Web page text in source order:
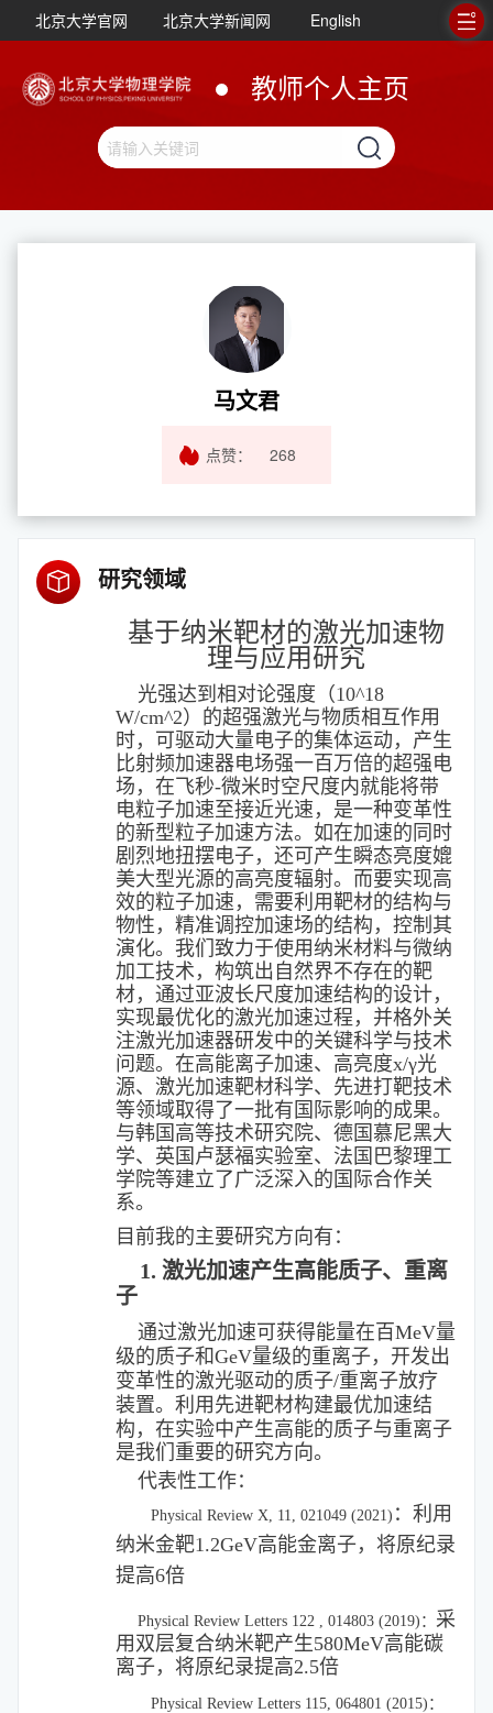
北京大学官网 北京大学新闻网 English
教师个人主页
马文君
点赞： 268
研究领域
基于纳米靶材的激光加速物
理与应用研究
光强达到相对论强度（10^18
W/cm^2）的超强激光与物质相互作用
时，可驱动大量电子的集体运动，产生
比射频加速器电场强一百万倍的超强电
场，在飞秒-微米时空尺度内就能将带
电粒子加速至接近光速，是一种变革性
的新型粒子加速方法。如在加速的同时
剧烈地扭摆电子，还可产生瞬态亮度媲
美大型光源的高亮度辐射。而要实现高
效的粒子加速，需要利用靶材的结构与
物性，精准调控加速场的结构，控制其
演化。我们致力于使用纳米材料与微纳
加工技术，构筑出自然界不存在的靶
材，通过亚波长尺度加速结构的设计，
实现最优化的激光加速过程，并格外关
注激光加速器研发中的关键科学与技术
问题。在高能离子加速、高亮度x/γ光
源、激光加速靶材科学、先进打靶技术
等领域取得了一批有国际影响的成果。
与韩国高等技术研究院、德国慕尼黑大
学、英国卢瑟福实验室、法国巴黎理工
学院等建立了广泛深入的国际合作关
系。
目前我的主要研究方向有：
1. 激光加速产生高能质子、重离
子
通过激光加速可获得能量在百MeV量
级的质子和GeV量级的重离子，开发出
变革性的激光驱动的质子/重离子放疗
装置。 利用先进靶材构建最优加速结
构，在实验中产生高能的质子与重离子
是我们重要的研究方向。
代表性工作：
Physical Review X, 11, 021049 (2021) ： 利用
纳米金靶1.2GeV高能金离子，将原纪录
提高6倍
Physical Review Letters 122 , 014803 (2019)： 采
用双层复合纳米靶产生580MeV高能碳
离子，将原纪录提高2.5倍
Physical Review Letters 115, 064801 (2015)：